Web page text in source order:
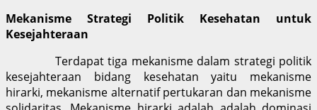
Mekanisme Strategi Politik Kesehatan untuk
Kesejahteraan
Terdapat tiga mekanisme dalam strategi politik
kesejahteraan bidang kesehatan yaitu mekanisme
hirarki, mekanisme alternatif pertukaran dan mekanisme